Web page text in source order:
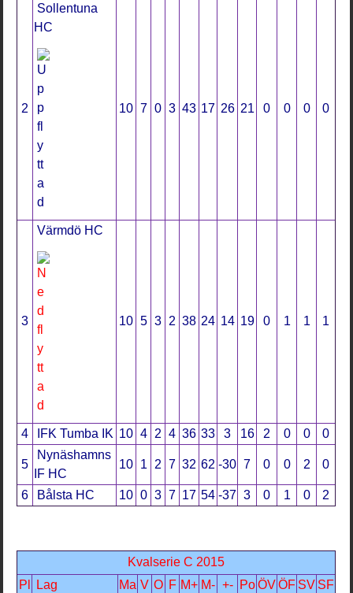
2
Sollentuna
HC
10 7 0 3 43 17 26 21 0 0 0 0
3
Värmdö HC
10 5 3 2 38 24 14 19 0 1 1 1
4 IFK Tumba IK 10 4 2 4 36 33 3 16 2 0 0 0
5
Nynäshamns
IF HC
10 1 2 7 32 62 -30 7 0 0 2 0
6 Bålsta HC 10 0 3 7 17 54 -37 3 0 1 0 2
Kvalserie C 2015
Pl
Lag Ma V O F M+ M- +- Po ÖV ÖF SV SF